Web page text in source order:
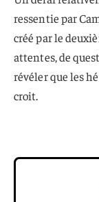
ressentie par
créé par le
attentes, de
révéler que les
croit.